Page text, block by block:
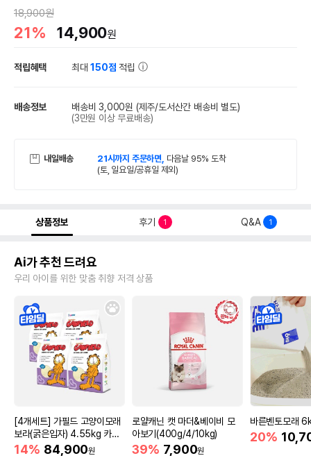
18,900원
21% 14,900원
적립혜택 최대150점 적립
배송정보 배송비 3,000원 (제주/도서산간 배송비 별도)
(3만원 이상 무료배송)
내일배송 21시까지 주문하면, 다음날 95% 도착
(토, 일요일/공휴일 제외)
상품정보 후기 1 Q&A 1
Ai가 추천 드려요
우리 아이를 위한 맞춤 취향 저격 상품
[4개세트] 가필드 고양이모래
보라(굵은입자) 4.55kg 카사
바모래
14% 84,900원
로얄캐닌 캣 마더&베이비 모
아보기(400g/4/10kg)
39% 7,900원
바른벤토모래
20%